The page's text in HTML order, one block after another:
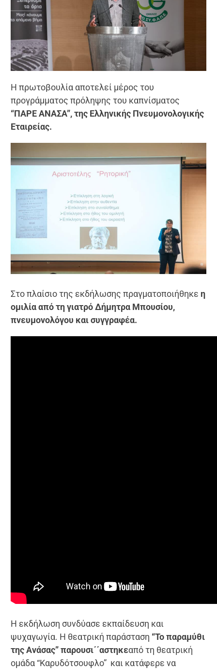
Η πρωτοβουλία αποτελεί μέρος του
προγράμματος πρόληψης του καπνίσματος
“ΠΑΡΕ ΑΝΑΣΑ”, της Ελληνικής Πνευμονολογικής
Εταιρείας.
Στο πλαίσιο της εκδήλωσης πραγματοποιήθηκε η
ομιλία από τη γιατρό Δήμητρα Μπουσίου,
πνευμονολόγου και συγγραφέα.
Η εκδήλωση συνδύασε εκπαίδευση και
ψυχαγωγία. Η θεατρική παράσταση “Το παραμύθι
της Ανάσας” παρουσι΄΄αστηκεαπό τη θεατρική
ομάδα “Καρυδότσουφλο” και κατάφερε να